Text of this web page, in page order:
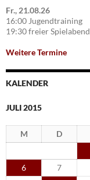
Fr., 21.08.26
16:00 Jugendtraining
19:30 freier Spielabend
Weitere Termine
KALENDER
JULI 2015
M D
6
7